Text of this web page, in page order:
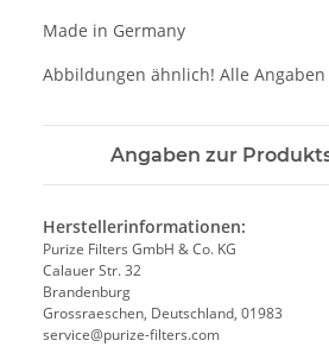
Made in Germany
Abbildungen ähnlich! Alle Angaben
Angaben zur
Herstellerinformationen:
Purize Filters GmbH & Co. KG
Calauer Str. 32
Brandenburg
Grossraeschen, Deutschland, 01983
service@purize-filters.com